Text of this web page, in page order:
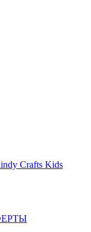
Crafts Kids